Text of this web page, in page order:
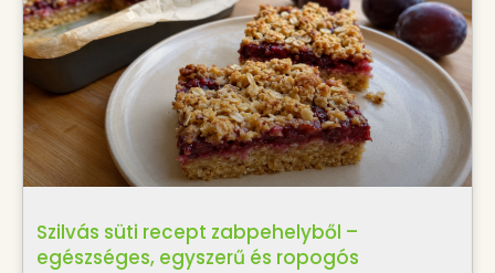
Szilvás süti recept zabpehelyből –
egészséges, egyszerű és ropogós